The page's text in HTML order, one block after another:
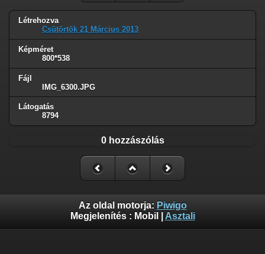
Létrehozva
Csütörtök 21 Március 2013
Képméret
800*538
Fájl
IMG_6300.JPG
Látogatás
8794
0 hozzászólás
Az oldal motorja: Piwigo
Megjelenítés : Mobil Asztali